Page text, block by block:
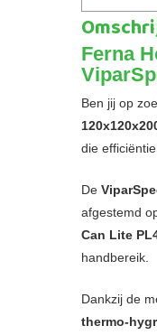
Ferna
Ben jij op
die
De
afgestemd
Can Lite
handbereik.
Dankzij de
thermo-